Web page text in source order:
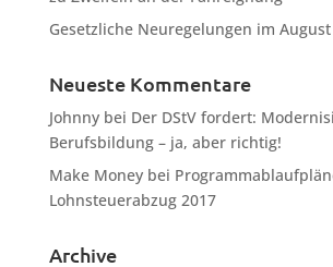
Gesetzliche Neuregelungen im
Neueste Kommentare
Johnnybei Der DStV fordert:
Berufsbildung – ja, aber richtig!
Make Moneybei
Lohnsteuerabzug 2017
Archive